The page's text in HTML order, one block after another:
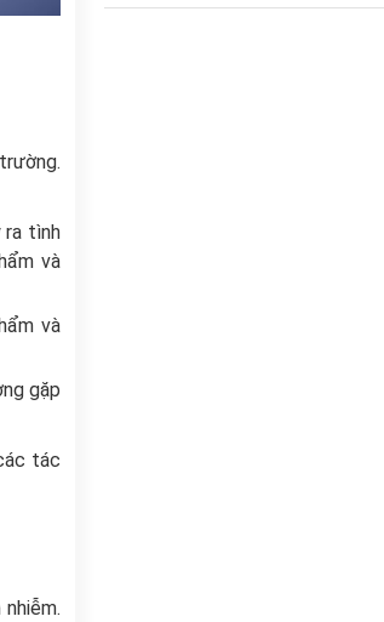
ra tình
và
và
gặp
tác